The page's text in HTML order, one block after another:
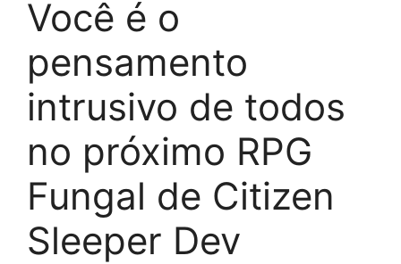
Você é o
pensamento
intrusivo de todos
no próximo RPG
Fungal de Citizen
Sleeper Dev